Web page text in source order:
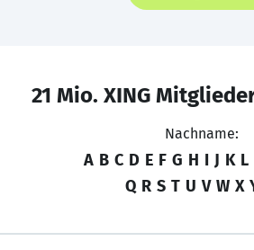
21 Mio. XING
Nachname:
A B C D E F G H I J K L
Q R S T U V W X